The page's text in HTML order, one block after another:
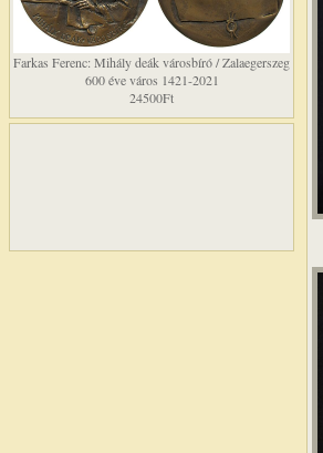
Farkas Ferenc: Mihály deák városbíró / Zalaegerszeg
600 éve város 1421-2021
24500Ft